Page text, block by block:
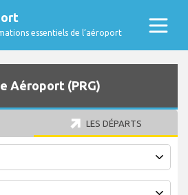
essentiels de l’aéroport
Aéroport (PRG)
LES DÉPARTS